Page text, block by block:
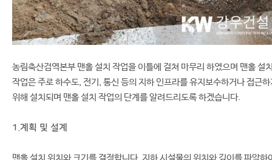
농림축산검역본부 맨홀 설치 작업을 이틀에 걸쳐 마무리 하였으며 맨홀 설
작업은 주로 하수도, 전기, 통신 등의 지하 인프라를 유지보수하거나 접근하
위해 설치되며 맨홀 설치 작업의 단계를 알려드리도록 하겠습니다.
1.계획 및 설계
맨홀 설치 위치와 크기를 결정합니다. 지하 시설물의 위치와 깊이를 파악하